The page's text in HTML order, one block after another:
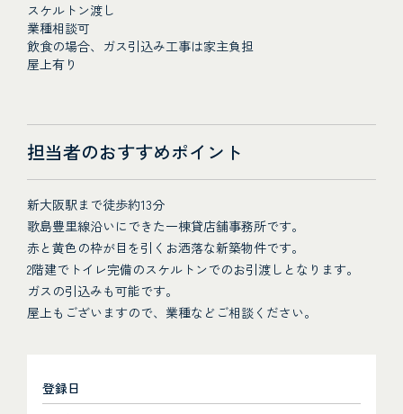
スケルトン渡し
業種相談可
飲食の場合、ガス引込み工事は家主負担
屋上有り
担当者のおすすめポイント
新大阪駅まで徒歩約13分
歌島豊里線沿いにできた一棟貸店舗事務所です。
赤と黄色の枠が目を引くお洒落な新築物件です。
2階建でトイレ完備のスケルトンでのお引渡しとなります。
ガスの引込みも可能です。
屋上もございますので、業種などご相談ください。
登録日